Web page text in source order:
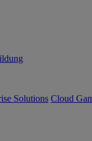
Solutions Cloud